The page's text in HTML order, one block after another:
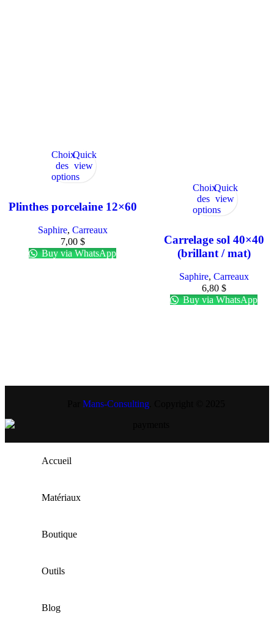
Choix
des
options
Quick
view
Plinthes porcelaine 12×60
Saphire, Carreaux
7,00 $
Buy via WhatsApp
Choix
des
options
Quick
view
Carrelage sol 40×40
(brillant / mat)
Saphire, Carreaux
6,80 $
Buy via WhatsApp
Mans-Consulting
Accueil
Matériaux
Boutique
Outils
Blog